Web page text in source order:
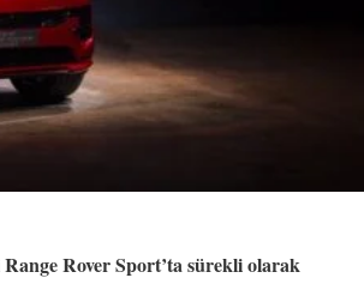
Rover Sport’ta sürekli olarak